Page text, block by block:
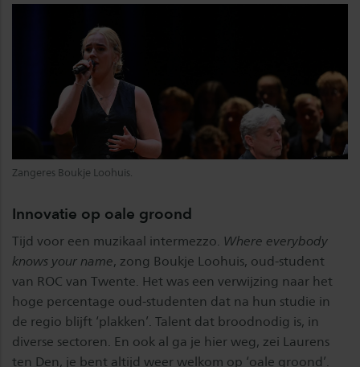
Zangeres Boukje Loohuis.
Innovatie op oale groond
Tijd voor een muzikaal intermezzo. Where everybody
knows your name, zong Boukje Loohuis, oud-student
van ROC van Twente. Het was een verwijzing naar het
hoge percentage oud-studenten dat na hun studie in
de regio blijft ‘plakken’. Talent dat broodnodig is, in
diverse sectoren. En ook al ga je hier weg, zei Laurens
ten Den, je bent altijd weer welkom op ‘oale groond’.